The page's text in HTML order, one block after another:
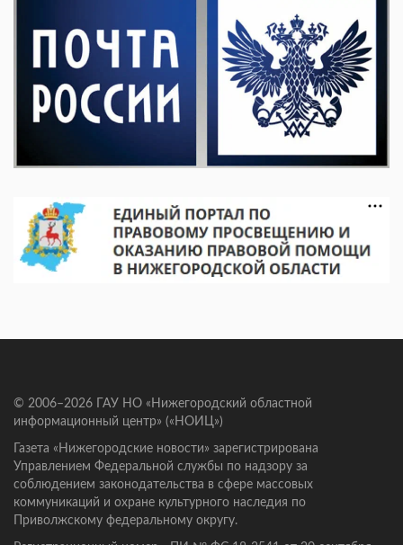
© 2006–2026 ГАУ НО «Нижегородский областной
информационный центр» («НОИЦ»)
Газета «Нижегородские новости» зарегистрирована
Управлением Федеральной службы по надзору за
соблюдением законодательства в сфере массовых
коммуникаций и охране культурного наследия по
Приволжскому федеральному округу.